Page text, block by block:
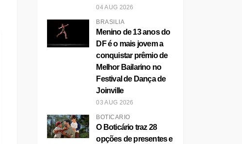
04 AUG 2026
BRASÍLIA
Menino de 13 anos do
DF é o mais jovem a
conquistar prêmio de
Melhor Bailarino no
Festival de Dança de
Joinville
03 AUG 2026
BOTICÁRIO
O Boticário traz 28
opções de presentes e